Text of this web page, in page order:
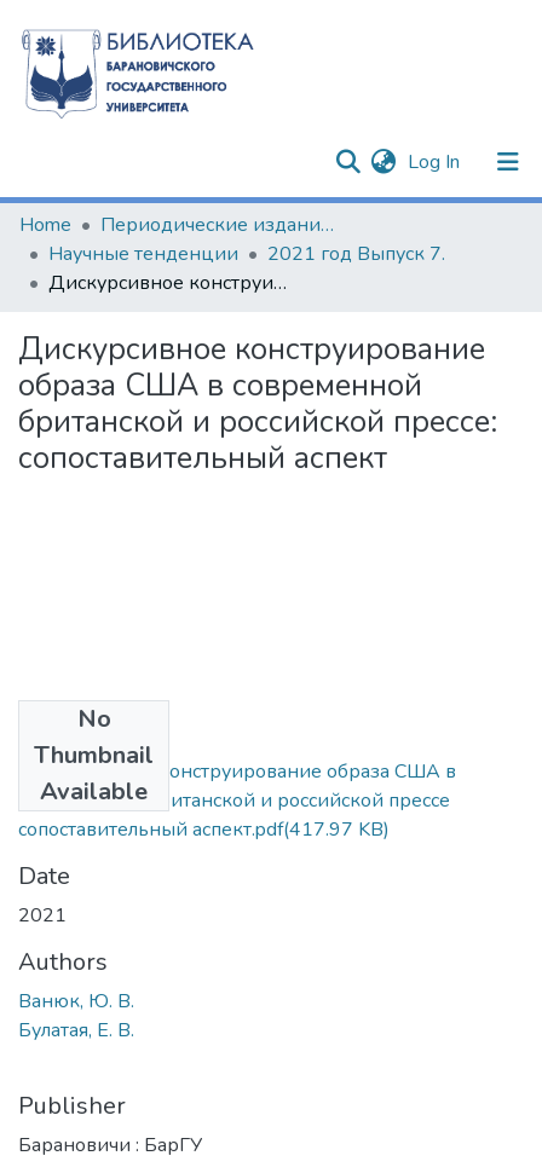
Log In (current)
Communities & Collections
All of DSpace
Home
Периодические издания БарГУ
Научные тенденции
2021 год Выпуск 7.
Дискурсивное конструирование образа США в современной британской и российской прессе: сопоставительный аспект
Дискурсивное конструирование
образа США в современной
британской и российской прессе:
сопоставительный аспект
No
Thumbnail
Available
Дискурсивное конструирование образа США в
современной британской и российской прессе
сопоставительный аспект.pdf(417.97 KB)
Date
2021
Authors
Ванюк, Ю. В.
Булатая, Е. В.
Publisher
Барановичи : БарГУ